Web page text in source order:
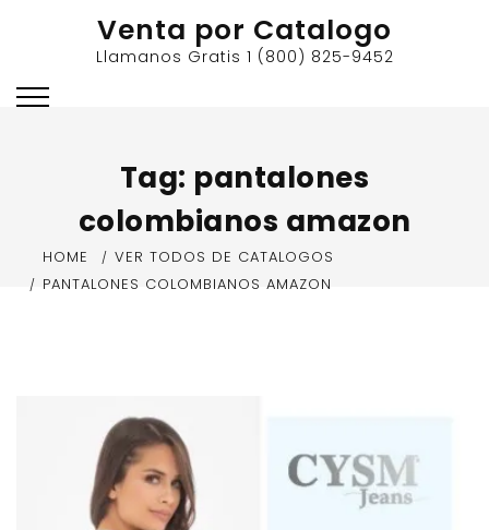
Venta por Catalogo
Llamanos Gratis 1 (800) 825-9452
Tag: pantalones
colombianos amazon
HOME
VER TODOS DE CATALOGOS
PANTALONES COLOMBIANOS AMAZON